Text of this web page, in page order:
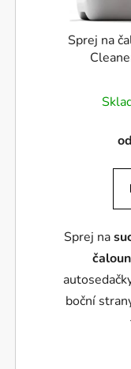
Sprej na
od
Sprej na
boční